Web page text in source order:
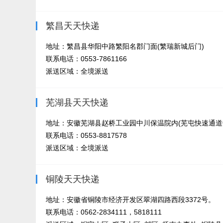
繁昌天天快递
地址：繁昌县华阳中路繁阳名郡门面(繁瑞新城后门)
联系电话：0553-7861166
派送区域：全境派送
芜湖县天天快递
地址：安徽芜湖县赵桥工业园中川保温院内(芜屯快速通
联系电话：0553-8817578
派送区域：全境派送
铜陵天天快递
地址：安徽省铜陵市经济开发区翠湖四路西段3372号。
联系电话：0562-2834111，5818111